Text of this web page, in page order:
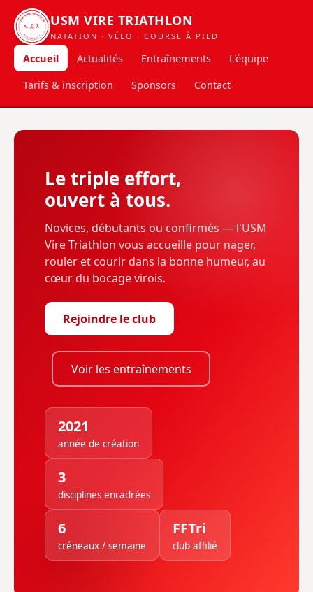
USM VIRE TRIATHLON
DEPUIS 2021
USM VIRE TRIATHLON
NATATION · VÉLO · COURSE À PIED
Accueil Actualités Entraînements
L'équipe
Tarifs & inscription
Sponsors Contact
Le triple effort,
ouvert à tous.
Novices, débutants ou confirmés — l'USM
Vire Triathlon vous accueille pour nager,
rouler et courir dans la bonne humeur, au
cœur du bocage virois.
Rejoindre le club
Voir les entraînements
2021
année de création
3
disciplines encadrées
6
créneaux / semaine
FFTri
club affilié